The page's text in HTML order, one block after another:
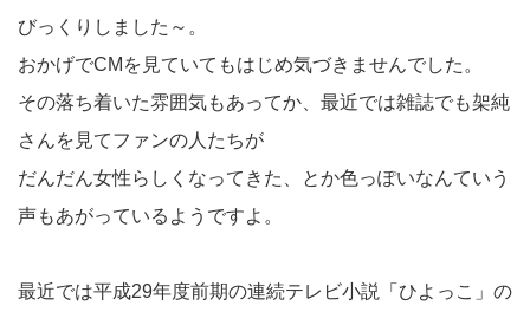
びっくりしました～。
おかげでCMを見ていてもはじめ気づきませんでした。
その落ち着いた雰囲気もあってか、最近では雑誌でも架純
さんを見てファンの人たちが
だんだん女性らしくなってきた、とか色っぽいなんていう
声もあがっているようですよ。
最近では平成29年度前期の連続テレビ小説「ひよっこ」の